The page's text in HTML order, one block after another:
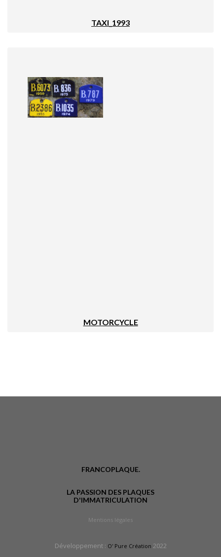
TAXI_1993
MOTORCYCLE
FRANCOPLAQUE.
LA PASSION DES PLAQUES
D'IMMATRICULATION
Mentions légales
Développement : O' Pure Création 2022